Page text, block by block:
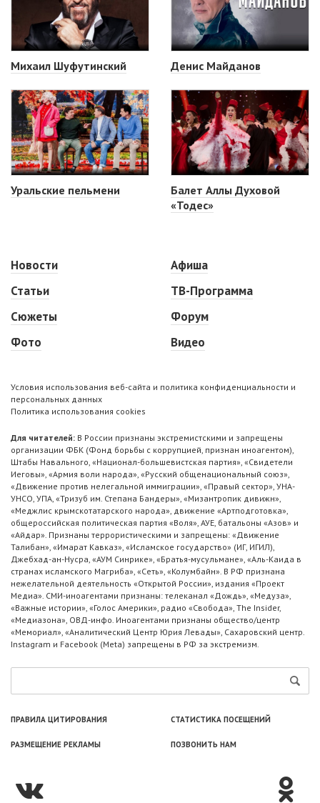
Михаил Шуфутинский Денис Майданов
Уральские пельмени
Балет Аллы Духовой
«Тодес»
Новости
Статьи
Сюжеты
Фото
Афиша
ТВ-Программа
Форум
Видео
Условия использования веб-сайта и политика конфиденциальности и
персональных данных
Политика использования cookies
Для читателей: В России признаны экстремистскими и запрещены
организации ФБК (Фонд борьбы с коррупцией, признан иноагентом),
Штабы Навального, «Национал-большевистская партия», «Свидетели
Иеговы», «Армия воли народа», «Русский общенациональный союз»,
«Движение против нелегальной иммиграции», «Правый сектор», УНА-
УНСО, УПА, «Тризуб им. Степана Бандеры», «Мизантропик дивижн»,
«Меджлис крымскотатарского народа», движение «Артподготовка»,
общероссийская политическая партия «Воля», АУЕ, батальоны «Азов» и
«Айдар». Признаны террористическими и запрещены: «Движение
Талибан», «Имарат Кавказ», «Исламское государство» (ИГ, ИГИЛ),
Джебхад-ан-Нусра, «АУМ Синрике», «Братья-мусульмане», «Аль-Каида в
странах исламского Магриба», «Сеть», «Колумбайн». В РФ признана
нежелательной деятельность «Открытой России», издания «Проект
Медиа». СМИ-иноагентами признаны: телеканал «Дождь», «Медуза»,
«Важные истории», «Голос Америки», радио «Свобода», The Insider,
«Медиазона», ОВД-инфо. Иноагентами признаны общество/центр
«Мемориал», «Аналитический Центр Юрия Левады», Сахаровский центр.
Instagram и Facebook (Metа) запрещены в РФ за экстремизм.
ПРАВИЛА ЦИТИРОВАНИЯ СТАТИСТИКА ПОСЕЩЕНИЙ
РАЗМЕЩЕНИЕ РЕКЛАМЫ ПОЗВОНИТЬ НАМ